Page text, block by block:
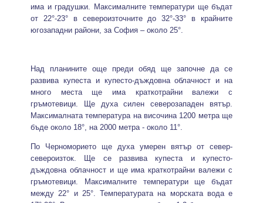
има и градушки. Максималните температури ще бъдат
от 22°-23° в североизточните до 32°-33° в крайните
югозападни райони, за София – около 25°.
Над планините още преди обяд ще започне да се
развива купеста и купесто-дъждовна облачност и на
много места ще има краткотрайни валежи с
гръмотевици. Ще духа силен северозападен вятър.
Максималната температура на височина 1200 метра ще
бъде около 18°, на 2000 метра - около 11°.
По Черноморието ще духа умерен вятър от север-
североизток. Ще се развива купеста и купесто-
дъждовна облачност и ще има краткотрайни валежи с
гръмотевици. Максималните температури ще бъдат
между 22° и 25°. Температурата на морската вода е